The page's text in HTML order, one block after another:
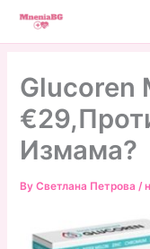
Skip
Glucoren
Измама?
ByСветлана Петрова/